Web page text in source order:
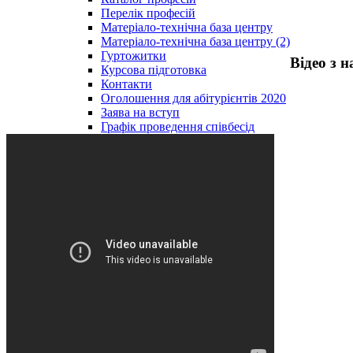
Перелік професій
Матеріало-технічна база центру
Матеріало-технічна база центру (2)
Гуртожитки
Курсова підготовка
Контакти
Оголошення для абітурієнтів 2020
Заява на вступ
Графік проведення співбесід
Відео з